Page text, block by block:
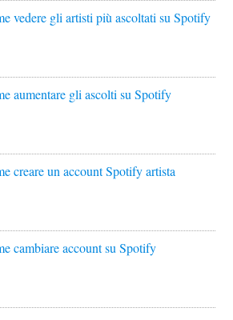
vedere gli artisti più ascoltati su Spotify
aumentare gli ascolti su Spotify
creare un account Spotify artista
cambiare account su Spotify